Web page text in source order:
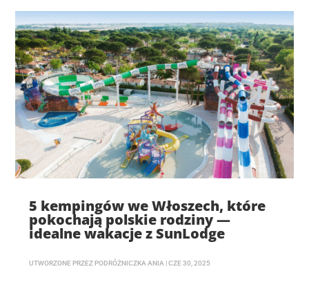
5 kempingów we Włoszech, które
pokochają polskie rodziny —
idealne wakacje z SunLodge
UTWORZONE PRZEZ PODRÓŻNICZKA ANIA |CZE 30, 2025